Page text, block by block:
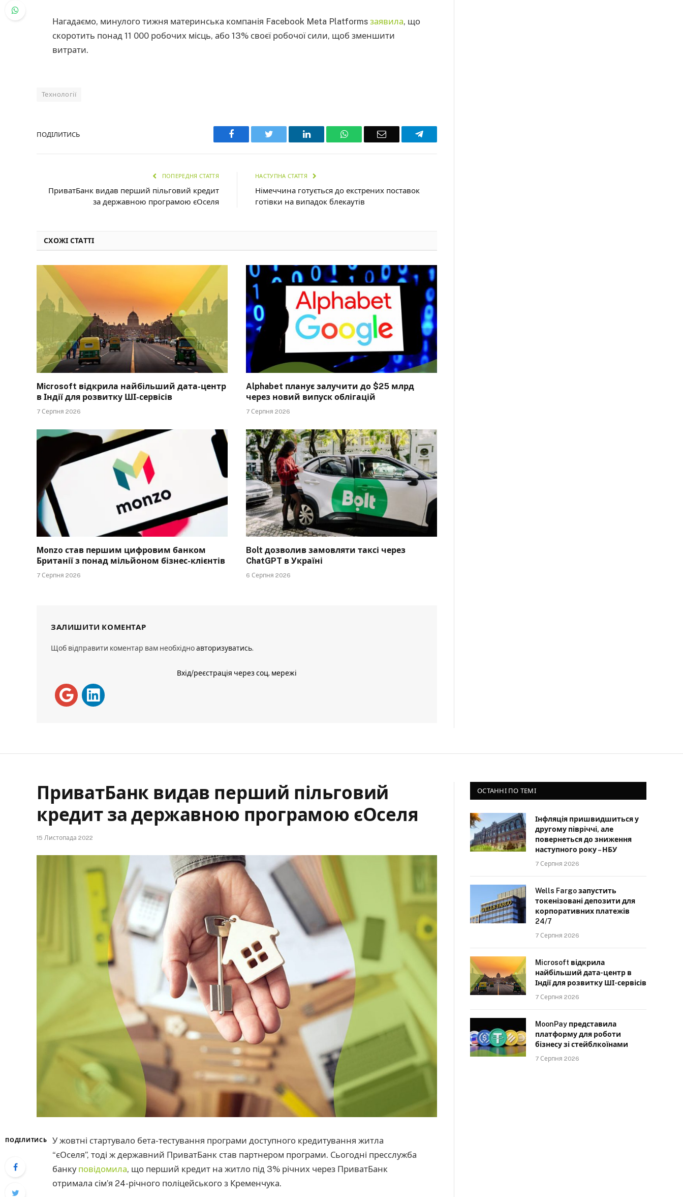
Нагадаємо, минулого тижня материнська компанія Facebook Meta Platforms заявила, що
скоротить понад 11 000 робочих місць, або 13% своєї робочої сили, щоб зменшити
витрати.
Технології
ПОДІЛИТИСЬ Facebook Twitter LinkedIn WhatsAppEmail Telegram
ПОПЕРЕДНЯ СТАТТЯ
ПриватБанк видав перший пільговий кредит
за державною програмою єОселя
НАСТУПНА СТАТТЯ
Німеччина готується до екстрених поставок
готівки на випадок блекаутів
СХОЖІ СТАТТІ
Microsoft відкрила найбільший дата-центр
в Індії для розвитку ШІ-сервісів
7 Серпня 2026
Alphabet планує залучити до $25 млрд
через новий випуск облігацій
7 Серпня 2026
Monzo став першим цифровим банком
Британії з понад мільйоном бізнес-клієнтів
7 Серпня 2026
Bolt дозволив замовляти таксі через
ChatGPT в Україні
6 Серпня 2026
ЗАЛИШИТИ КОМЕНТАР
Щоб відправити коментар вам необхідноавторизуватись.
Вхід/реєстрація через соц. мережі
ПриватБанк видав перший пільговий
кредит за державною програмою єОселя
15 Листопада 2022
ПОДІЛИТИСЬ
У жовтні стартувало бета-тестування програми доступного кредитування житла
“єОселя”, тоді ж державний ПриватБанк став партнером програми. Сьогодні пресслужба
банку повідомила, що перший кредит на житло під 3% річних через ПриватБанк
отримала сім’я 24-річного поліцейського з Кременчука.
ОСТАННІ ПО ТЕМІ
Інфляція пришвидшиться у
другому півріччі, але
повернеться до зниження
наступного року – НБУ
7 Серпня 2026
Wells Fargo запустить
токенізовані депозити для
корпоративних платежів
24/7
7 Серпня 2026
Microsoft відкрила
найбільший дата-центр в
Індії для розвитку ШІ-сервісів
7 Серпня 2026
MoonPay представила
платформу для роботи
бізнесу зі стейблкоїнами
7 Серпня 2026